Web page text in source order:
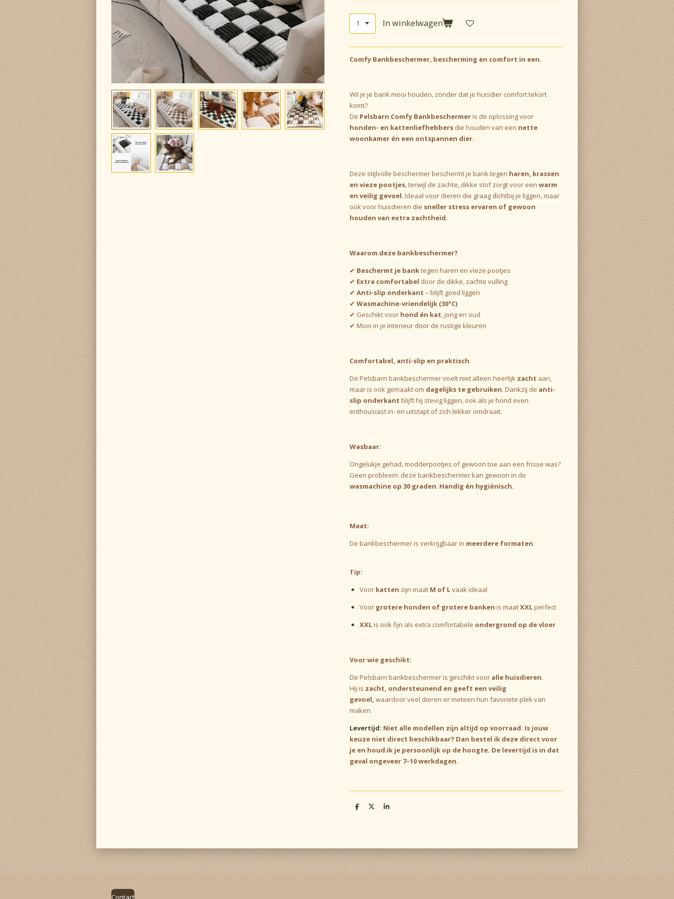
In winkelwagen
Comfy Bankbeschermer, bescherming en comfort in een.
Wil je je bank mooi houden, zonder dat je huisdier comfort tekort
komt?
De Pelsbarn Comfy Bankbeschermeris de oplossing voor
honden- en kattenliefhebbers die houden van een nette
woonkamer én een ontspannen dier.
Deze stijlvolle beschermer beschermt je bank tegen haren, krassen
en vieze pootjes, terwijl de zachte, dikke stof zorgt voor een warm
en veilig gevoel. Ideaal voor dieren die graag dichtbij je liggen, maar
ook voor huisdieren die sneller stress ervaren of gewoon
houden van extra zachtheid.
Waarom deze bankbeschermer?
✔ Beschermt je banktegen haren en vieze pootjes
✔ Extra comfortabel door de dikke, zachte vulling
✔ Anti-slip onderkant – blijft goed liggen
✔ Wasmachine-vriendelijk (30°C)
✔ Geschikt voor hond én kat, jong en oud
✔ Mooi in je interieur door de rustige kleuren
Comfortabel, anti-slip en praktisch
De Pelsbarn bankbeschermer voelt niet alleen heerlijk zacht aan,
maar is ook gemaakt om dagelijks te gebruiken. Dankzij de anti-
slip onderkant blijft hij stevig liggen, ook als je hond even
enthousiast in- en uitstapt of zich lekker omdraait.
Wasbaar:
Ongelukje gehad, modderpootjes of gewoon toe aan een frisse was?
Geen probleem: deze bankbeschermer kan gewoon in de
wasmachine op 30 graden. Handig én hygiënisch.
Maat:
De bankbeschermer is verkrijgbaar in meerdere formaten.
Tip:
Voor katten zijn maat M of Lvaak ideaal
Voor grotere honden of grotere banken is maatXXLperfect
XXLis ook fijn als extra comfortabele ondergrond op de vloer
Voor wie geschikt:
De Pelsbarn bankbeschermer is geschikt voor alle huisdieren.
Hij is zacht, ondersteunend en geeft een veilig
gevoel, waardoor veel dieren er meteen hun favoriete plek van
maken.
Levertijd: Niet alle modellen zijn altijd op voorraad. Is jouw
keuze niet direct beschikbaar? Dan bestel ik deze direct voor
je en houd ik je persoonlijk op de hoogte. De levertijd is in dat
geval ongeveer 7–10 werkdagen.
D
D
S
Contact